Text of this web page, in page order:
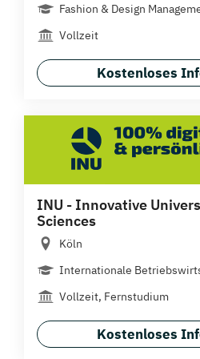
Fashion & Design
Vollzeit
Kostenloses
INU - Innovative
Sciences
Köln
Internationale
Vollzeit, Fernstudium
Kostenloses